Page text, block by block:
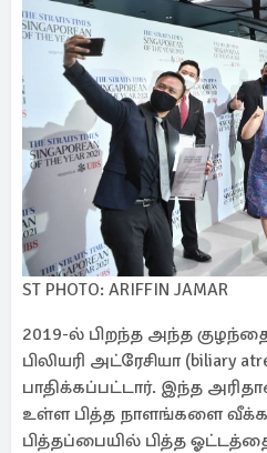
ST PHOTO: ARIFFIN JAMAR
2019-ல் பிறந்த அந்த
பிலியரி அட்ரேசியா (biliary
பாதிக்கப்பட்டார். இந்த
உள்ள பித்த நாளங்களை
பித்தப்பையில் பித்த